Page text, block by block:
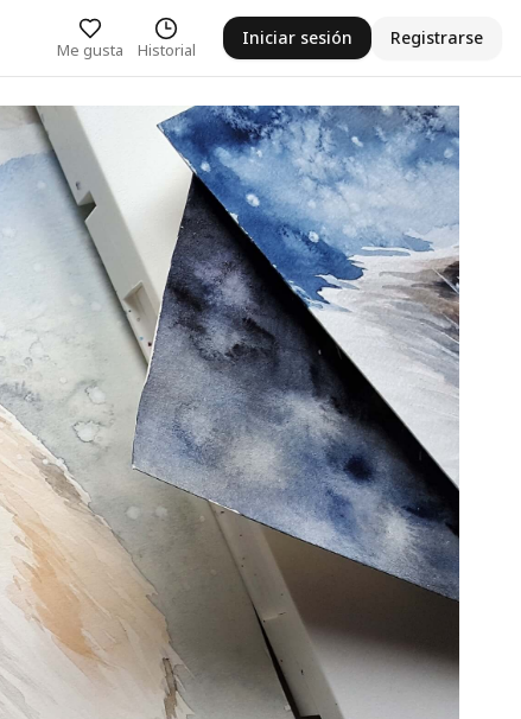
Me gusta Historial
Iniciar sesión Registrarse